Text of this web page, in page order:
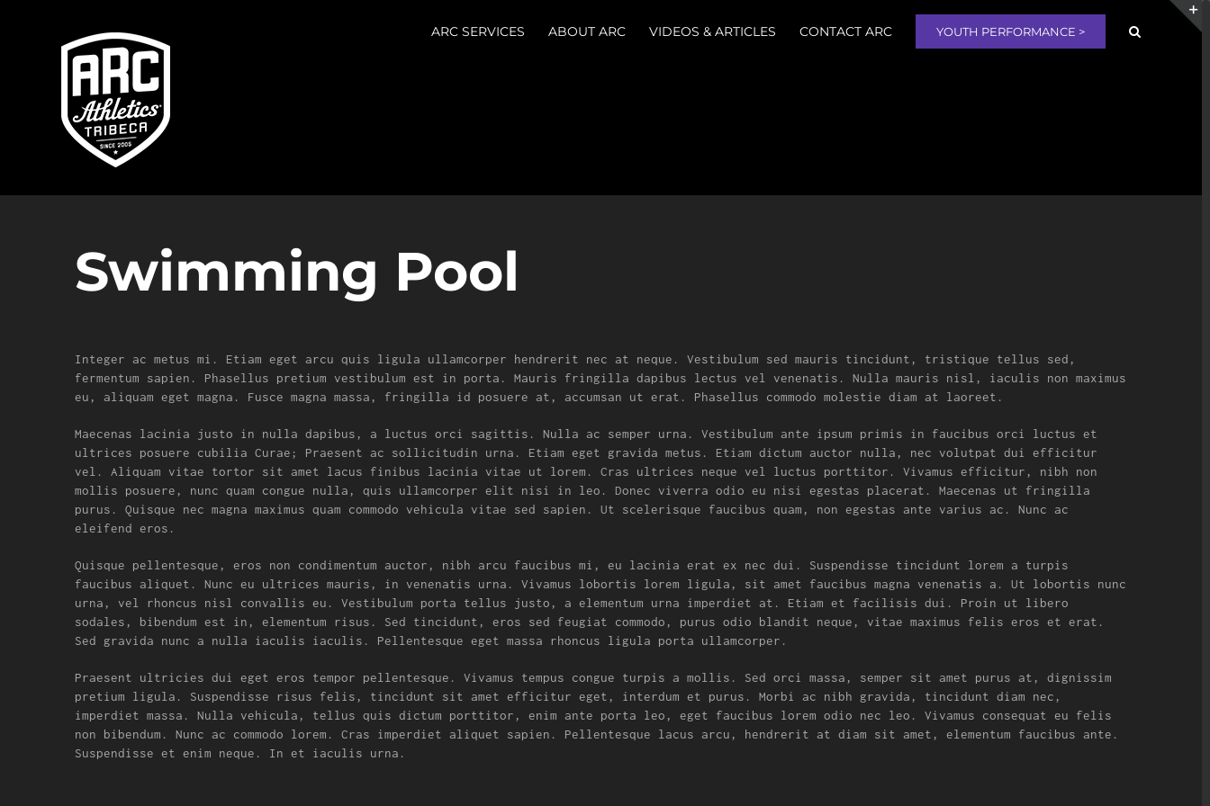
ARC SERVICES ABOUT ARC VIDEOS & ARTICLES CONTACT ARC YOUTH PERFORMANCE >
Swimming Pool
Integer ac metus mi. Etiam eget arcu quis ligula ullamcorper hendrerit nec at neque. Vestibulum sed mauris tincidunt, tristique tellus sed,
fermentum sapien. Phasellus pretium vestibulum est in porta. Mauris fringilla dapibus lectus vel venenatis. Nulla mauris nisl, iaculis non maximus
eu, aliquam eget magna. Fusce magna massa, fringilla id posuere at, accumsan ut erat. Phasellus commodo molestie diam at laoreet.
Maecenas lacinia justo in nulla dapibus, a luctus orci sagittis. Nulla ac semper urna. Vestibulum ante ipsum primis in faucibus orci luctus et
ultrices posuere cubilia Curae; Praesent ac sollicitudin urna. Etiam eget gravida metus. Etiam dictum auctor nulla, nec volutpat dui efficitur
vel. Aliquam vitae tortor sit amet lacus finibus lacinia vitae ut lorem. Cras ultrices neque vel luctus porttitor. Vivamus efficitur, nibh non
mollis posuere, nunc quam congue nulla, quis ullamcorper elit nisi in leo. Donec viverra odio eu nisi egestas placerat. Maecenas ut fringilla
purus. Quisque nec magna maximus quam commodo vehicula vitae sed sapien. Ut scelerisque faucibus quam, non egestas ante varius ac. Nunc ac
eleifend eros.
Quisque pellentesque, eros non condimentum auctor, nibh arcu faucibus mi, eu lacinia erat ex nec dui. Suspendisse tincidunt lorem a turpis
faucibus aliquet. Nunc eu ultrices mauris, in venenatis urna. Vivamus lobortis lorem ligula, sit amet faucibus magna venenatis a. Ut lobortis nunc
urna, vel rhoncus nisl convallis eu. Vestibulum porta tellus justo, a elementum urna imperdiet at. Etiam et facilisis dui. Proin ut libero
sodales, bibendum est in, elementum risus. Sed tincidunt, eros sed feugiat commodo, purus odio blandit neque, vitae maximus felis eros et erat.
Sed gravida nunc a nulla iaculis iaculis. Pellentesque eget massa rhoncus ligula porta ullamcorper.
Praesent ultricies dui eget eros tempor pellentesque. Vivamus tempus congue turpis a mollis. Sed orci massa, semper sit amet purus at, dignissim
pretium ligula. Suspendisse risus felis, tincidunt sit amet efficitur eget, interdum et purus. Morbi ac nibh gravida, tincidunt diam nec,
imperdiet massa. Nulla vehicula, tellus quis dictum porttitor, enim ante porta leo, eget faucibus lorem odio nec leo. Vivamus consequat eu felis
non bibendum. Nunc ac commodo lorem. Cras imperdiet aliquet sapien. Pellentesque lacus arcu, hendrerit at diam sit amet, elementum faucibus ante.
Suspendisse et enim neque. In et iaculis urna.